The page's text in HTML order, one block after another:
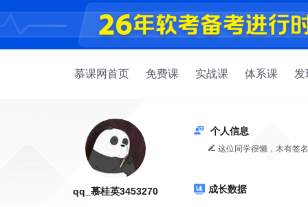
慕课网首页 免费课 实战课 体系课 发
qq_慕桂英3453270
个人信息
这位同学很懒，木有签
成长数据